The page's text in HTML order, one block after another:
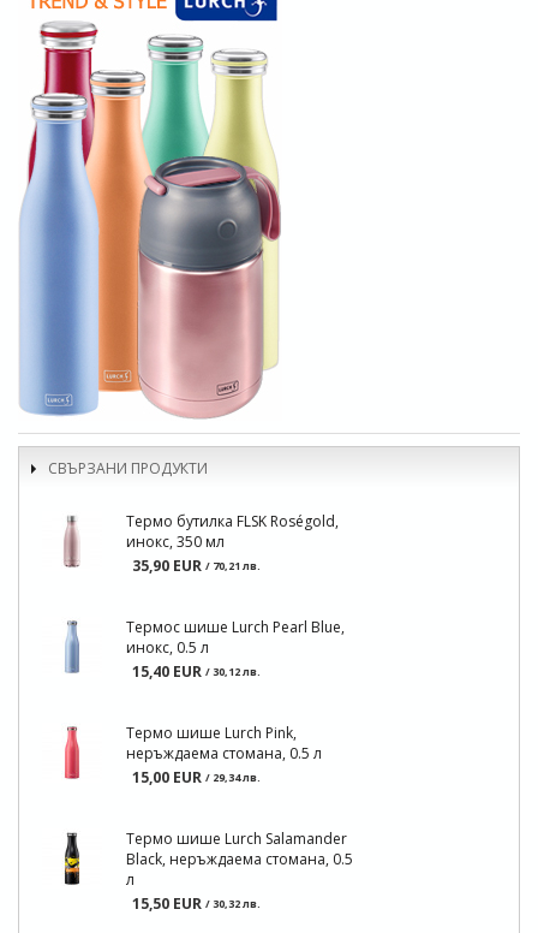
СВЪРЗАНИ ПРОДУКТИ
Термо бутилка FLSK Roségold,
инокс, 350 мл
35,90 EUR / 70,21 лв.
Термос шише Lurch Pearl Blue,
инокс, 0.5 л
15,40 EUR / 30,12 лв.
Термо шише Lurch Pink,
неръждаема стомана, 0.5 л
15,00 EUR / 29,34 лв.
Термо шише Lurch Salamander
Black, неръждаема стомана, 0.5
л
15,50 EUR / 30,32 лв.